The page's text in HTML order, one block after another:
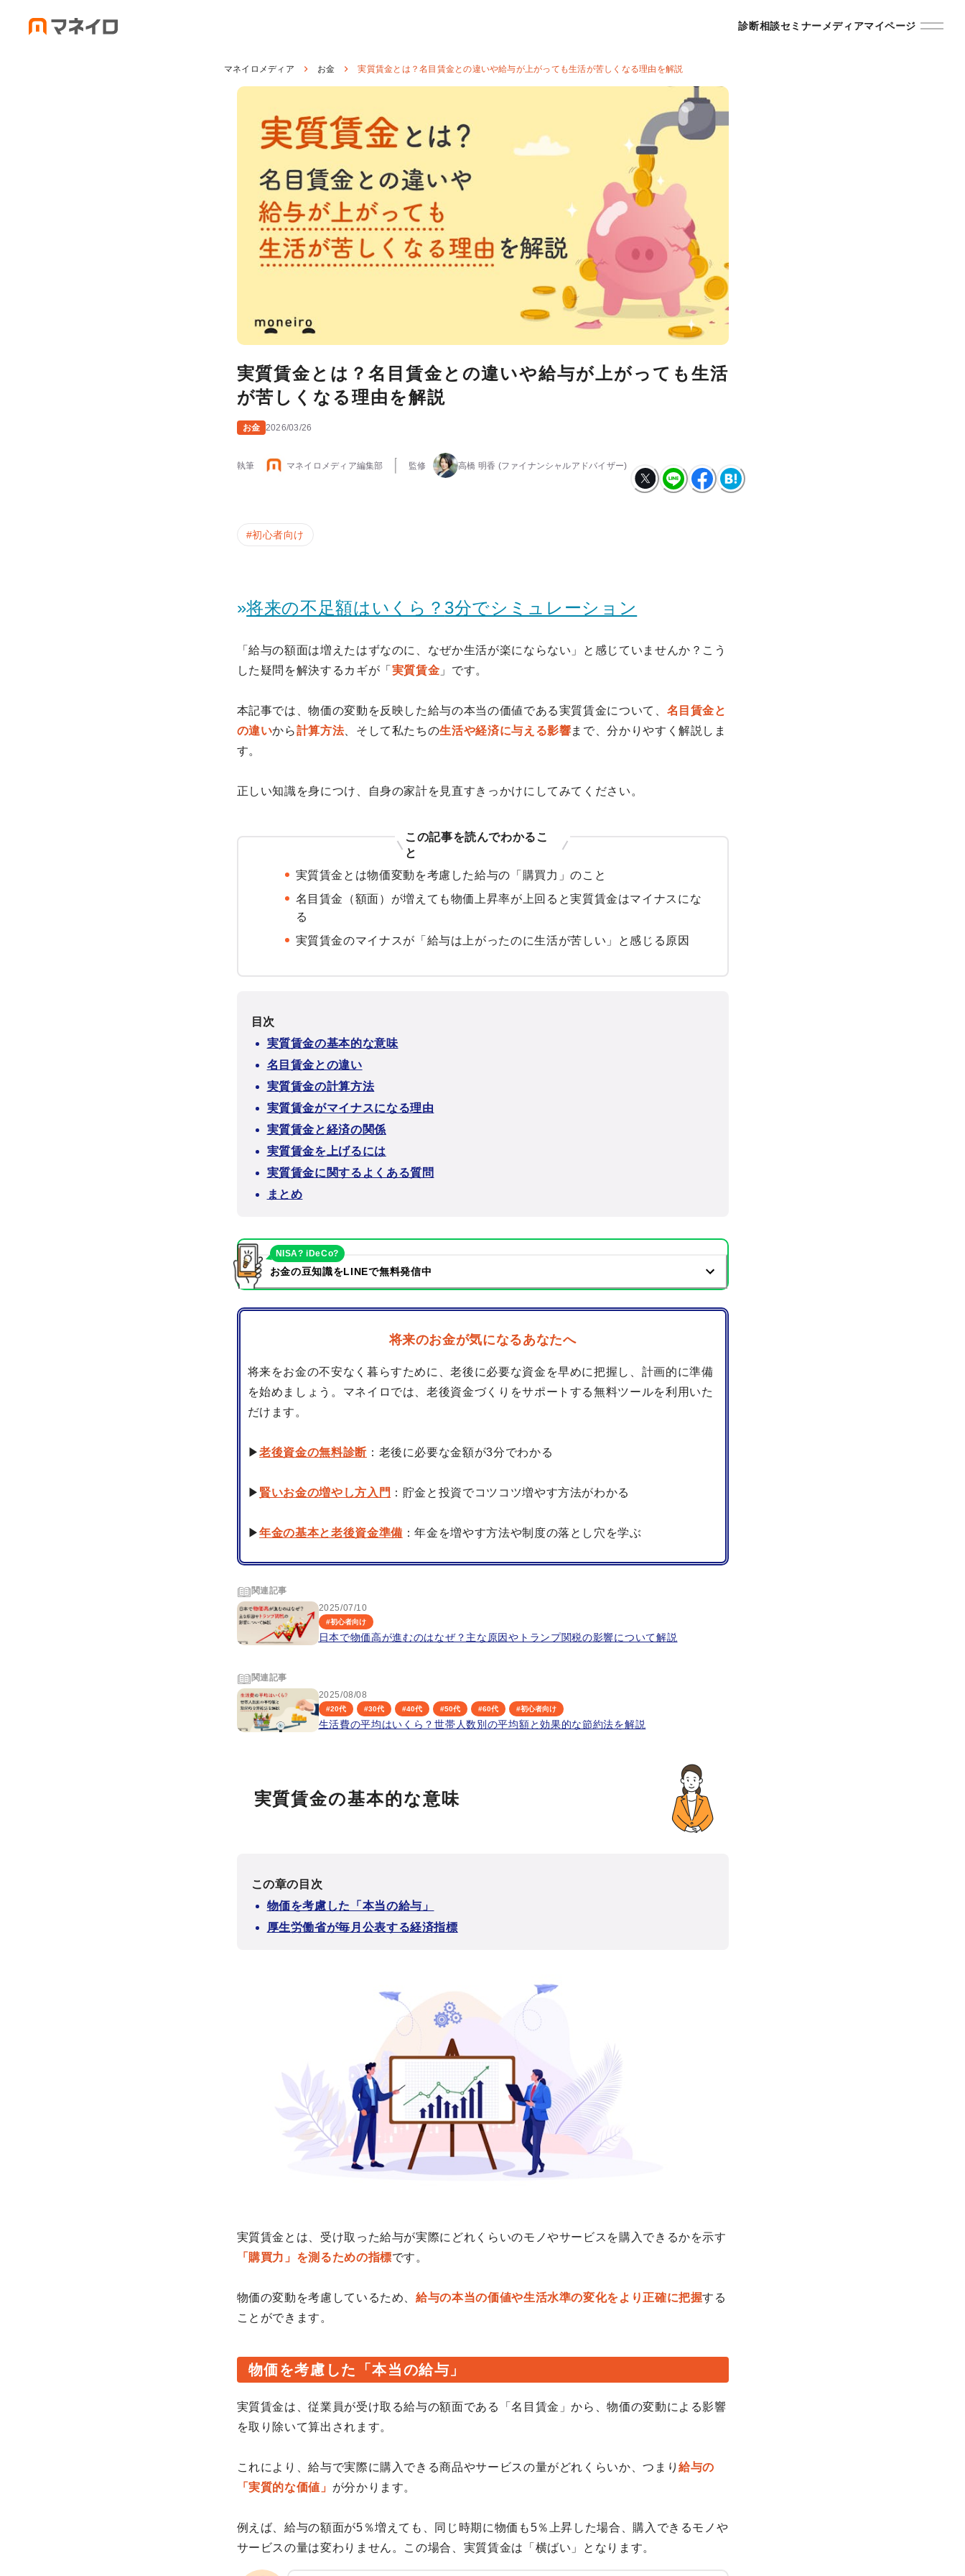
診断相談セミナーメディアマイページ
マネイロメディア お金 実質賃金とは？名目賃金との違いや給与が上がっても生活が苦しくなる理由を解説
実質賃金とは？名目賃金との違いや給与が上がっても生活
が苦しくなる理由を解説
お金 2026/03/26
執筆 マネイロメディア編集部 監修 高橋 明香 (ファイナンシャルアドバイザー)
#初心者向け
»将来の不足額はいくら？ 3分でシミュレーション
「給与の額面は増えたはずなのに、なぜか生活が楽にならない」と感じていませんか？こう
した疑問を解決するカギが「 実質賃金 」です。
本記事では、物価の変動を反映した給与の本当の価値である実質賃金について、 名目賃金と
の違いから計算方法、そして私たちの生活や経済に与える影響まで、分かりやすく解説しま
す。
正しい知識を身につけ、自身の家計を見直すきっかけにしてみてください。
この記事を読んでわかるこ
と
実質賃金とは物価変動を考慮した給与の「購買力」のこと
名目賃金（額面）が増えても物価上昇率が上回ると実質賃金はマイナスにな
る
実質賃金のマイナスが「給与は上がったのに生活が苦しい」と感じる原因
目次
実質賃金の基本的な意味
名目賃金との違い
実質賃金の計算方法
実質賃金がマイナスになる理由
実質賃金と経済の関係
実質賃金を上げるには
実質賃金に関するよくある質問
まとめ
お金の豆知識をLINEで無料発信中
NISA? iDeCo?
将来のお金が気になるあなたへ
将来をお金の不安なく暮らすために、老後に必要な資金を早めに把握し、計画的に準備
を始めましょう。マネイロでは、老後資金づくりをサポートする無料ツールを利用いた
だけます。
▶老後資金の無料診断：老後に必要な金額が3分でわかる
▶ 賢いお金の増やし方入門 ：貯金と投資でコツコツ増やす方法がわかる
▶年金の基本と老後資金準備 ：年金を増やす方法や制度の落とし穴を学ぶ
関連記事
2025/07/10
#初心者向け
日本で物価高が進むのはなぜ？主な原因やトランプ関税の影響について解説
関連記事
2025/08/08
#20代 #30代 #40代 #50代 #60代 #初心者向け
生活費の平均はいくら？世帯人数別の平均額と効果的な節約法を解説
実質賃金の基本的な意味
この章の目次
物価を考慮した「本当の給与」
厚生労働省が毎月公表する経済指標
実質賃金とは、受け取った給与が実際にどれくらいのモノやサービスを購入できるかを示す
「購買力」を測るための指標です。
物価の変動を考慮しているため、給与の本当の価値や生活水準の変化をより正確に把握する
ことができます。
物価を考慮した「本当の給与」
実質賃金は、従業員が受け取る給与の額面である「名目賃金」から、物価の変動による影響
を取り除いて算出されます。
これにより、給与で実際に購入できる商品やサービスの量がどれくらいか、つまり給与の
「実質的な価値」 が分かります。
例えば、給与の額面が5％増えても、同じ時期に物価も5％上昇した場合、購入できるモノや
サービスの量は変わりません。この場合、実質賃金は「横ばい」となります。